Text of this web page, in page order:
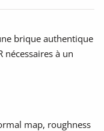
brique authentique
nécessaires à un
map, roughness